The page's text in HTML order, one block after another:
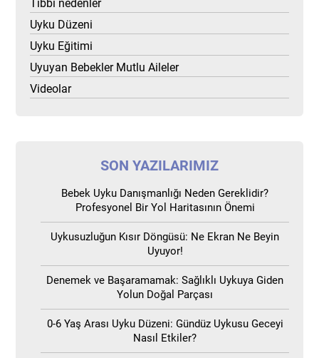
Tıbbi nedenler
Uyku Düzeni
Uyku Eğitimi
Uyuyan Bebekler Mutlu Aileler
Videolar
SON YAZILARIMIZ
Bebek Uyku Danışmanlığı Neden Gereklidir?
Profesyonel Bir Yol Haritasının Önemi
Uykusuzluğun Kısır Döngüsü: Ne Ekran Ne Beyin
Uyuyor!
Denemek ve Başaramamak: Sağlıklı Uykuya Giden
Yolun Doğal Parçası
0-6 Yaş Arası Uyku Düzeni: Gündüz Uykusu Geceyi
Nasıl Etkiler?